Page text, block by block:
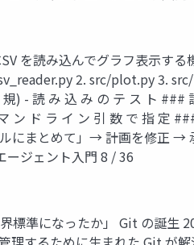
を読み込んでグラフ表示す
2. src/plot.py 3.
) - 読 み 込 み の テ ス ト
ン ド ラ イ ン 引 数 で 指 定
にまとめて」→ 計画を修正
ージェント入門 8 / 36
標準になったか」 Git の誕生